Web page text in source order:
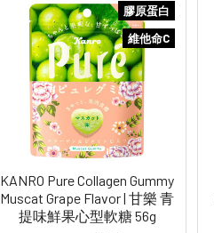
膠原蛋白
維他命C
KANRO Pure Collagen Gummy
Muscat Grape Flavor | 甘樂 青
提味鮮果心型軟糖 56g